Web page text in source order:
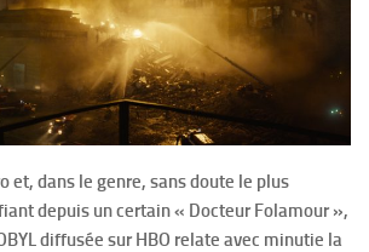
et, dans le genre, sans doute le plus
depuis un certain « Docteur Folamour »,
diffusée sur HBO relate avec minutie la